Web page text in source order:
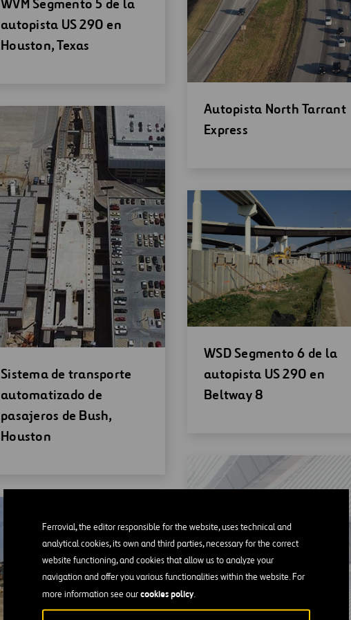
Ferrovial, the editor responsible for the website, uses technical and
analytical cookies, its own and third parties, necessary for the correct
website functioning, and cookies that allow us to analyze your
navigation and offer you various functionalities within the website. For
more information see ourcookies policy.
una
nueva
WVM Segmento 5 de la
autopista US 290 en
Houston, Texas
Abrir
una
nueva
ventana
Sistema de transporte
automatizado de
pasajeros de Bush,
Houston
Abrir
una
Autopista North Tarrant
Express
Abrir
una
nueva
WSD Segmento 6 de la
autopista US 290 en
Beltway 8